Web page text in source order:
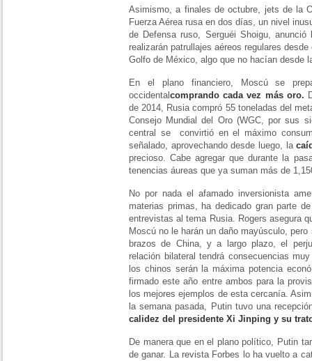
Asimismo, a finales de octubre, jets de la
Fuerza Aérea rusa en dos días, un nivel
de Defensa ruso, Serguéi Shoigu,
realizarán patrullajes aéreos regulares
Golfo de México, algo que no hacían desde
En el plano financiero, Moscú se
occidentalcomprando cada vez más oro.
de 2014, Rusia compró 55 toneladas del
Consejo Mundial del Oro (WGC, por sus
central se convirtió en el máximo
señalado, aprovechando desde luego, la
precioso. Cabe agregar que durante la
tenencias áureas que ya suman más de
No por nada el afamado inversionista
materias primas, ha dedicado gran parte
entrevistas al tema Rusia. Rogers asegura
Moscú no le harán un daño mayúsculo,
brazos de China, y a largo plazo, el
relación bilateral tendrá consecuencias
los chinos serán la máxima potencia
firmado este año entre ambos para la
los mejores ejemplos de esta cercanía.
la semana pasada, Putin tuvo una
calidez del presidente Xi Jinping y su
De manera que en el plano político, Putin
de ganar. La revista Forbes lo ha vuelto a